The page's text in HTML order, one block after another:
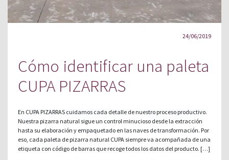
24/06/2019
Cómo identificar una paleta
CUPA PIZARRAS
En CUPA PIZARRAS cuidamos cada detalle de nuestro proceso productivo.
Nuestra pizarra natural sigue un control minucioso desde la extracción
hasta su elaboración y empaquetado en las naves de transformación. Por
eso, cada paleta de pizarra natural CUPA siempre va acompañada de una
etiqueta con código de barras que recoge todos los datos del producto. […]